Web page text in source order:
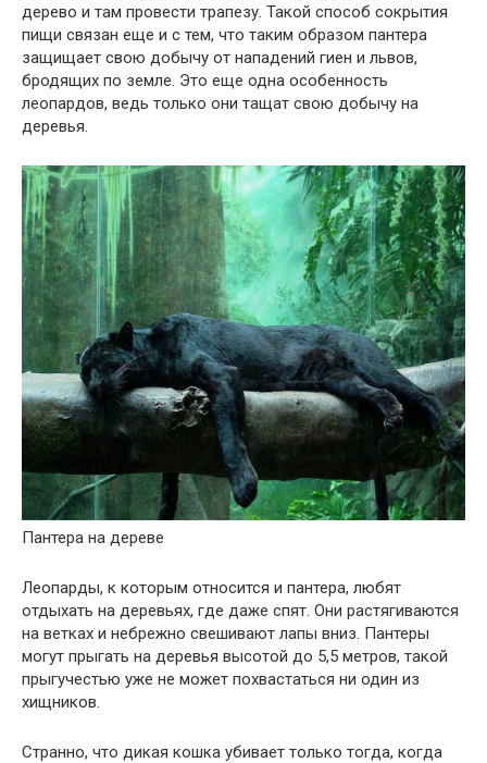
дерево и там провести трапезу. Такой способ сокрытия
пищи связан еще и с тем, что таким образом пантера
защищает свою добычу от нападений гиен и львов,
бродящих по земле. Это еще одна особенность
леопардов, ведь только они тащат свою добычу на
деревья.
Пантера на дереве
Леопарды, к которым относится и пантера, любят
отдыхать на деревьях, где даже спят. Они растягиваются
на ветках и небрежно свешивают лапы вниз. Пантеры
могут прыгать на деревья высотой до 5,5 метров, такой
прыгучестью уже не может похвастаться ни один из
хищников.
Странно, что дикая кошка убивает только тогда, когда